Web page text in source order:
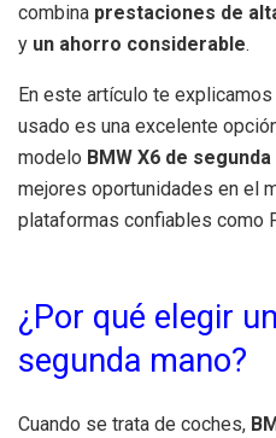
combina prestaciones de
y un ahorro considerable.
En este artículo te
usado es una excelente
modelo BMW X6 de
mejores oportunidades en el
plataformas confiables como
¿Por qué elegir
segunda mano?
Cuando se trata de coches,